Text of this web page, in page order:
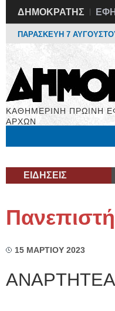
ΔΗΜΟΚΡΑΤΗΣ
ΠΑΡΑΣΚΕΥΗ 7
ΚΑΘΗΜΕΡΙΝΗ ΠΡΩΙΝΗ
ΑΡΧΩΝ
ΕΙΔΗΣΕΙΣ
15 ΜΑΡΤΙΟΥ 2023
ΑΝΑΡΤΗΤΕΑ